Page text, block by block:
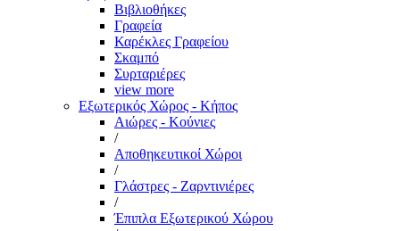
Βιβλιοθήκες
Γραφεία
Καρέκλες Γραφείου
Σκαμπό
Συρταριέρες
view more
Εξωτερικός Χώρος - Κήπος
Αιώρες - Κούνιες
/
Αποθηκευτικοί Χώροι
/
Γλάστρες - Ζαρντινιέρες
/
Έπιπλα Εξωτερικού Χώρου